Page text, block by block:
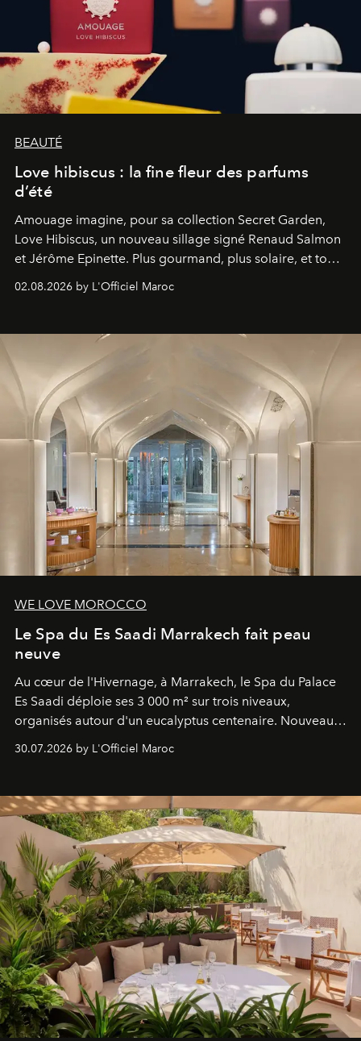
BEAUTÉ
Love hibiscus : la fine fleur des parfums
d’été
Amouage imagine, pour sa collection Secret Garden,
Love Hibiscus, un nouveau sillage signé Renaud Salmon
et Jérôme Epinette. Plus gourmand, plus solaire, et tout
à fait irrésistible.
02.08.2026 by L'Officiel Maroc
WE LOVE MOROCCO
Le Spa du Es Saadi Marrakech fait peau
neuve
Au cœur de l'Hivernage, à Marrakech, le Spa du Palace
Es Saadi déploie ses 3 000 m² sur trois niveaux,
organisés autour d'un eucalyptus centenaire. Nouveau
Lobby Bien-Être et Beauté, exclusivité mondiale en
neuro-cosmétique, parcours thermal et studio dédié au
entièreté, entre science des émotions et rituels
reposants.
30.07.2026 by L'Officiel Maroc